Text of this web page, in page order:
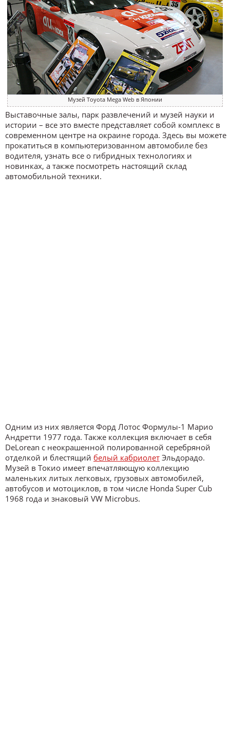
Музей Toyota Mega Web в Японии
Выставочные залы, парк развлечений и музей науки и
истории – все это вместе представляет собой комплекс в
современном центре на окраине города. Здесь вы можете
прокатиться в компьютеризованном автомобиле без
водителя, узнать все о гибридных технологиях и
новинках, а также посмотреть настоящий склад
автомобильной техники.
Одним из них является Форд Лотос Формулы-1 Марио
Андретти 1977 года. Также коллекция включает в себя
DeLorean с неокрашенной полированной серебряной
отделкой и блестящий белый кабриолет Эльдорадо.
Музей в Токио имеет впечатляющую коллекцию
маленьких литых легковых, грузовых автомобилей,
автобусов и мотоциклов, в том числе Honda Super Cub
1968 года и знаковый VW Microbus.